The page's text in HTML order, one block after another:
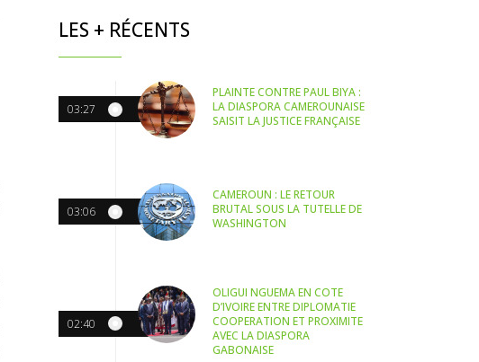
LES + RÉCENTS
03:27
PLAINTE CONTRE PAUL BIYA :
LA DIASPORA CAMEROUNAISE
SAISIT LA JUSTICE FRANÇAISE
03:06
CAMEROUN : LE RETOUR
BRUTAL SOUS LA TUTELLE DE
WASHINGTON
02:40
OLIGUI NGUEMA EN COTE
D’IVOIRE ENTRE DIPLOMATIE
COOPERATION ET PROXIMITE
AVEC LA DIASPORA
GABONAISE